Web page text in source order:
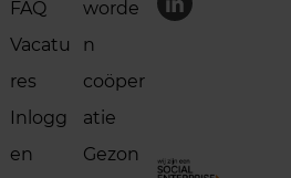
FAQ
Vacatu
res
Inlogg
en
worde
n
coöper
atie
Gezon